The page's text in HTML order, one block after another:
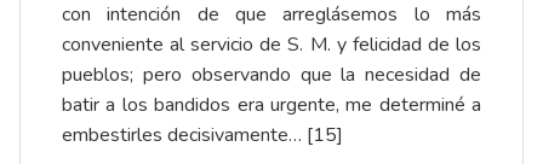
con intención de que arreglásemos lo más
conveniente al servicio de S. M. y felicidad de los
pueblos; pero observando que la necesidad de
batir a los bandidos era urgente, me determiné a
embestirles decisivamente… [15]